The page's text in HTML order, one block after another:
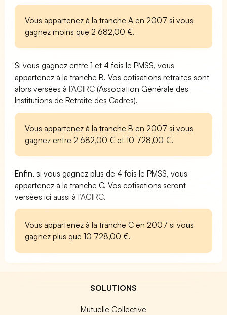
Vous appartenez à la tranche A en 2007 si vous
gagnez moins que 2 682,00 €.
Si vous gagnez entre 1 et 4 fois le PMSS, vous
appartenez à la tranche B. Vos cotisations retraites sont
alors versées àl’AGIRC (Association Générale des
Institutions de Retraite des Cadres).
Vous appartenez à la tranche B en 2007 si vous
gagnez entre 2 682,00 € et 10 728,00 €.
Enfin, si vous gagnez plus de 4 fois le PMSS, vous
appartenez à la tranche C. Vos cotisations seront
versées ici aussi àl’AGIRC.
Vous appartenez à la tranche C en 2007 si vous
gagnez plus que 10 728,00 €.
SOLUTIONS
Mutuelle Collective